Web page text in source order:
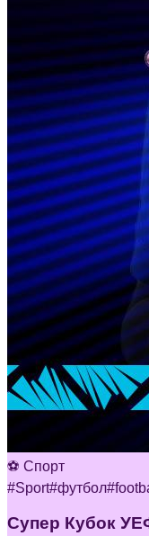
⚽ Спорт
#Sport#футбол#
Супер Кубок